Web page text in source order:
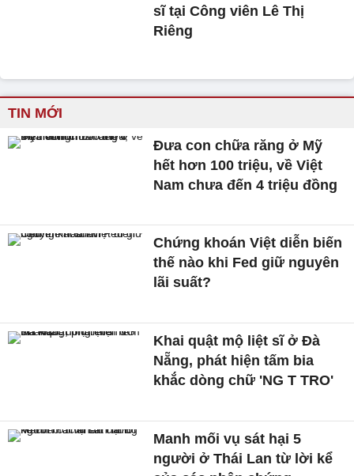
sĩ tại Công viên Lê Thị
Riêng
TIN MỚI
Đưa con chữa răng ở Mỹ
hết hơn 100 triệu, về Việt
Nam chưa đến 4 triệu đồng
Chứng khoán Việt diễn biến
thế nào khi Fed giữ nguyên
lãi suất?
Khai quật mộ liệt sĩ ở Đà
Nẵng, phát hiện tấm bia
khắc dòng chữ 'NG T TRO'
Manh mối vụ sát hại 5
người ở Thái Lan từ lời kể